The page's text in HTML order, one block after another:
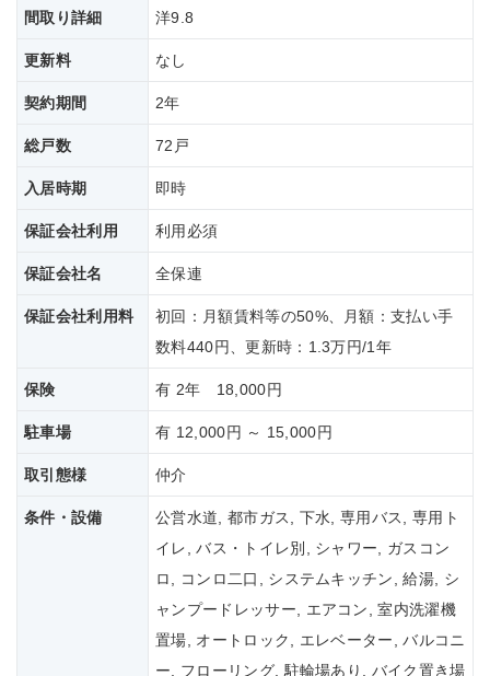
間取り詳細 洋9.8
更新料 なし
契約期間 2年
総戸数 72戸
入居時期 即時
保証会社利用 利用必須
保証会社名 全保連
保証会社利用料
初回：月額賃料等の50%、月額：支払い手
数料440円、更新時：1.3万円/1年
保険 有 2年 18,000円
駐車場 有 12,000円 ～ 15,000円
取引態様 仲介
条件・設備
公営水道, 都市ガス, 下水, 専用バス, 専用ト
イレ, バス・トイレ別, シャワー, ガスコン
ロ, コンロ二口, システムキッチン, 給湯, シ
ャンプードレッサー, エアコン, 室内洗濯機
置場, オートロック, エレベーター, バルコニ
ー, フローリング, 駐輪場あり, バイク置き場